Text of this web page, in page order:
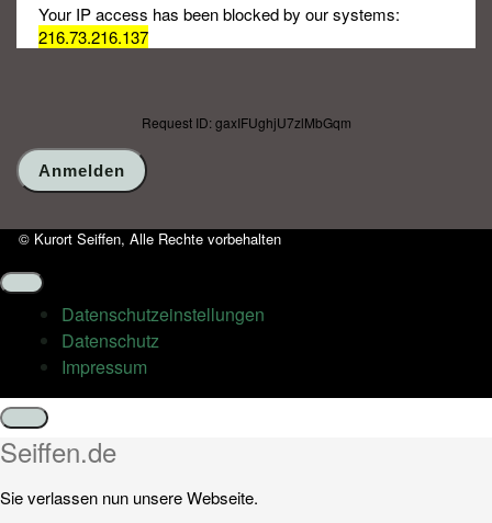
Your IP access has been blocked by our systems:
216.73.216.137
Request ID: gaxIFUghjU7zlMbGqm
© Kurort Seiffen, Alle Rechte vorbehalten
Datenschutz­einstellungen
Datenschutz
Impressum
Schließen
Seiffen.de
Sie verlassen nun unsere Webseite.